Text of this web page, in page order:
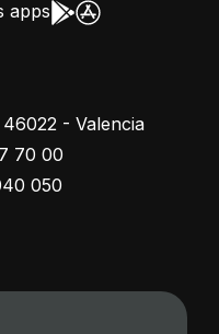
apps
- Valencia
70 00
050